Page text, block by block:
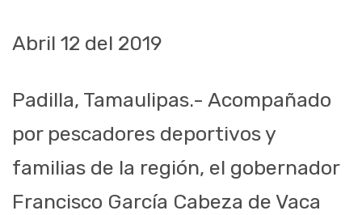
Abril 12 del 2019
Padilla, Tamaulipas.- Acompañado
por pescadores deportivos y
familias de la región, el gobernador
Francisco García Cabeza de Vaca